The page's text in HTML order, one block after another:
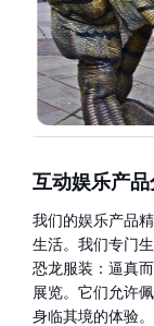
互动娱乐产品
我们的娱乐产品
生活。我们专门
恐龙服装：逼真
展览。它们允许
身临其境的体验。